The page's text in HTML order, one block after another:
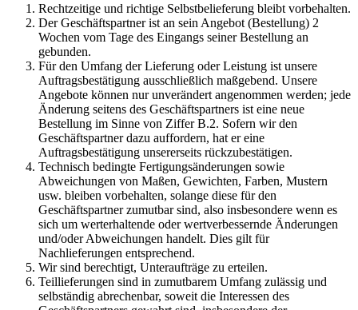
Rechtzeitige und richtige Selbstbelieferung bleibt vorbehalten.
Der Geschäftspartner ist an sein Angebot (Bestellung) 2
Wochen vom Tage des Eingangs seiner Bestellung an
gebunden.
Für den Umfang der Lieferung oder Leistung ist unsere
Auftragsbestätigung ausschließlich maßgebend. Unsere
Angebote können nur unverändert angenommen werden; jede
Änderung seitens des Geschäftspartners ist eine neue
Bestellung im Sinne von Ziffer B.2. Sofern wir den
Geschäftspartner dazu auffordern, hat er eine
Auftragsbestätigung unsererseits rückzubestätigen.
Technisch bedingte Fertigungsänderungen sowie
Abweichungen von Maßen, Gewichten, Farben, Mustern
usw. bleiben vorbehalten, solange diese für den
Geschäftspartner zumutbar sind, also insbesondere wenn es
sich um werterhaltende oder wertverbessernde Änderungen
und/oder Abweichungen handelt. Dies gilt für
Nachlieferungen entsprechend.
Wir sind berechtigt, Unteraufträge zu erteilen.
Teillieferungen sind in zumutbarem Umfang zulässig und
selbständig abrechenbar, soweit die Interessen des